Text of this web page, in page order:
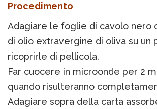
Procedimento
Adagiare le foglie di cavolo nero
di olio extravergine di oliva su un
ricoprirle di pellicola.
Far cuocere in microonde per 2
quando risulteranno
Adagiare sopra della carta